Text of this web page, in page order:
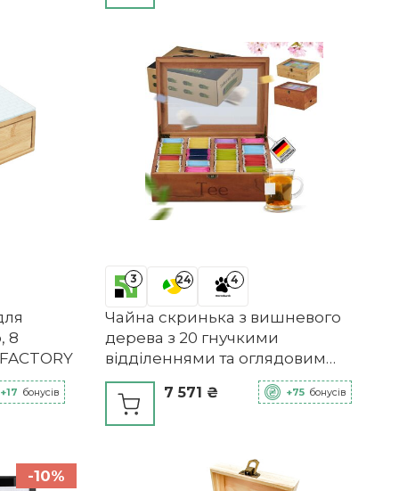
8
+17 бонусів
3 24 4
Чайна скринька з вишневого
дерева з 20 гнучкими
відділеннями та оглядовим
віконцем NATURSCHMIED
7 571 ₴ +75 бонусів
-10%